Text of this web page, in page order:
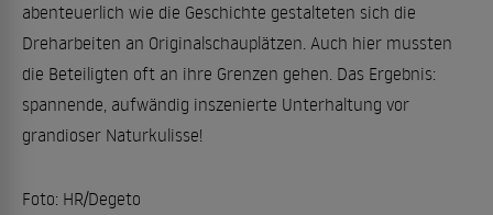
abenteuerlich wie die Geschichte gestalteten sich die
Dreharbeiten an Originalschauplätzen. Auch hier mussten
die Beteiligten oft an ihre Grenzen gehen. Das Ergebnis:
spannende, aufwändig inszenierte Unterhaltung vor
grandioser Naturkulisse!
Foto: HR/Degeto